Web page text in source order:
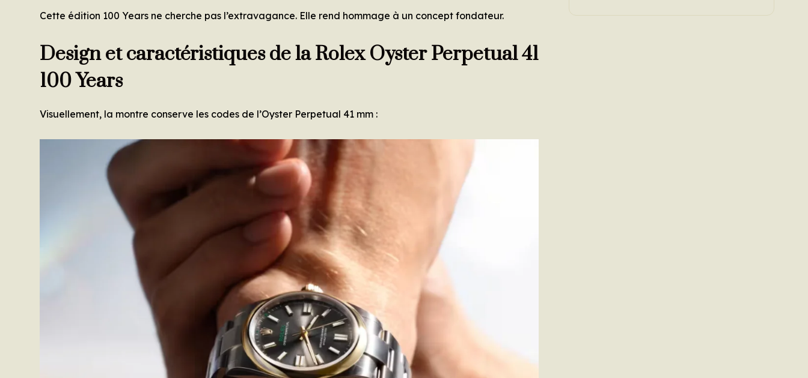
Cette édition 100 Years ne cherche pas l’extravagance. Elle rend hommage à un concept fondateur.
Design et caractéristiques de la Rolex Oyster Perpetual 41
100 Years
Visuellement, la montre conserve les codes de l’Oyster Perpetual 41 mm :